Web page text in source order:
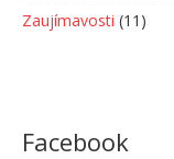
Zaujímavosti (11)
Facebook